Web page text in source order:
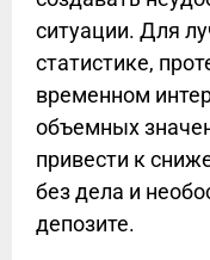
ситуации. Для
статистике,
временном
объемных
привести к
без дела и
депозите.